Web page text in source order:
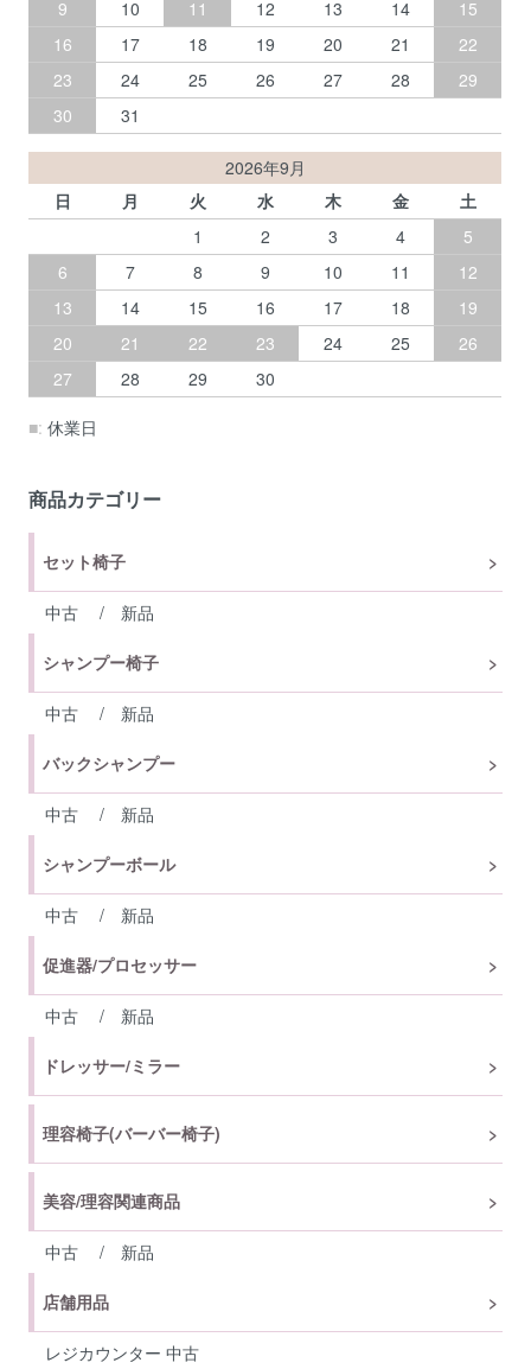
9 10 11 12 13 14
15
16
17 18 19 20 21
22
23
24 25 26 27 28
29
30
31
2026年9月
日
月 火 水 木 金
土
1
2 3 4
5
6
7 8 9 10 11
12
13
14 15 16 17 18
19
20
21 22 23 24 25
26
27
28 29 30
■: 休業日
商品カテゴリー
セット椅子
中古 / 新品
シャンプー椅子
中古 / 新品
バックシャンプー
中古 / 新品
シャンプーボール
中古 / 新品
促進器/プロセッサー
中古 / 新品
ドレッサー/ミラー
理容椅子(バーバー椅子)
美容/理容関連商品
中古 / 新品
店舗用品
レジカウンター 中古